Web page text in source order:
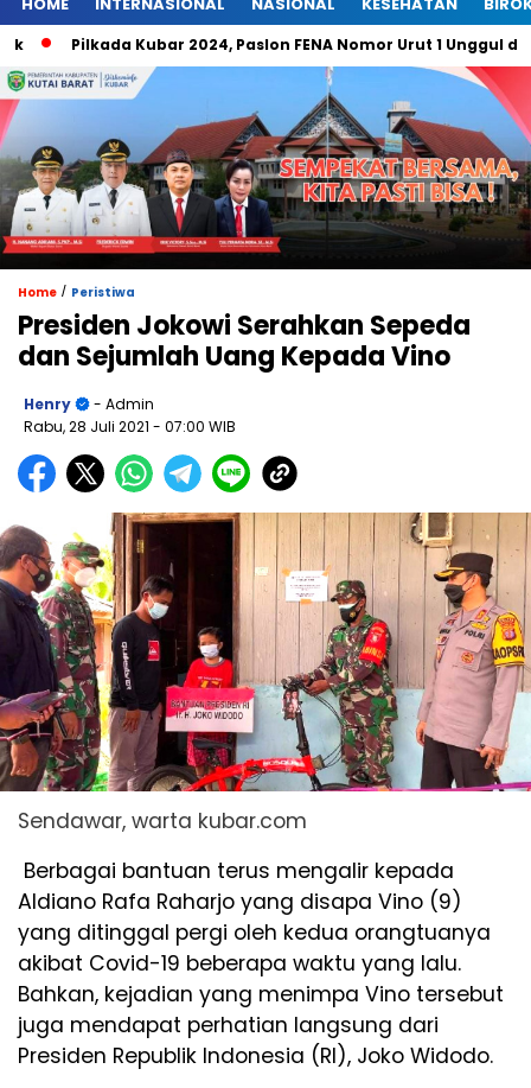
HOME INTERNASIONAL NASIONAL KESEHATAN
Pilkada Kubar 2024, Paslon FENA Nomor Urut 1 Unggul di
Home / Peristiwa
Presiden Jokowi Serahkan Sepeda
dan Sejumlah Uang Kepada Vino
Henry
- Admin
Rabu, 28 Juli 2021 - 07:00 WIB
Sendawar, warta kubar.com
Berbagai bantuan terus mengalir kepada
Aldiano Rafa Raharjo yang disapa Vino (9)
yang ditinggal pergi oleh kedua orangtuanya
akibat Covid-19 beberapa waktu yang lalu.
Bahkan, kejadian yang menimpa Vino tersebut
juga mendapat perhatian langsung dari
Presiden Republik Indonesia (RI), Joko Widodo.